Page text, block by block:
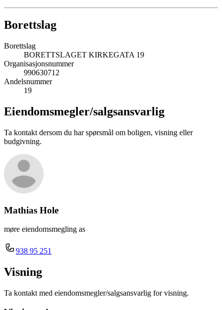
Borettslag
Borettslag
BORETTSLAGET KIRKEGATA 19
Organisasjonsnummer
990630712
Andelsnummer
19
Eiendomsmegler/salgsansvarlig
Ta kontakt dersom du har spørsmål om boligen, visning eller
budgivning.
Mathias Hole
møre eiendomsmegling as
938 95 251
Visning
Ta kontakt med eiendomsmegler/salgsansvarlig for visning.